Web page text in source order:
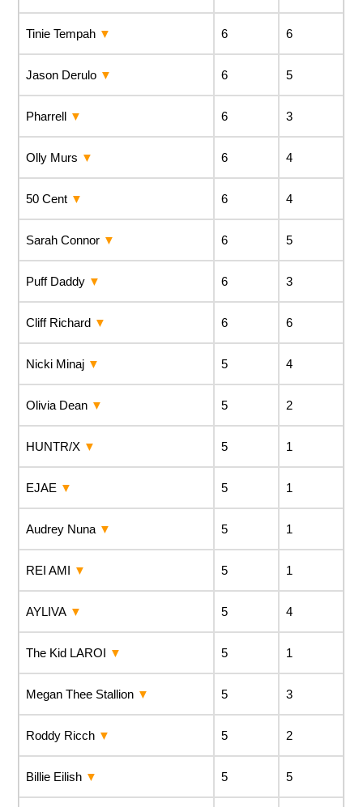
Tinie Tempah 6 6
Jason Derulo 6 5
Pharrell 6 3
Olly Murs 6 4
50 Cent 6 4
Sarah Connor 6 5
Puff Daddy 6 3
Cliff Richard 6 6
Nicki Minaj 5 4
Olivia Dean 5 2
HUNTR/X 5 1
EJAE 5 1
Audrey Nuna 5 1
REI AMI 5 1
AYLIVA 5 4
The Kid LAROI 5 1
Megan Thee Stallion 5 3
Roddy Ricch 5 2
Billie Eilish 5 5